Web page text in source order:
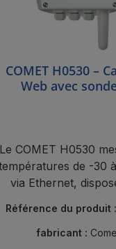
COMET H0530 –
Web avec
Le COMET H0530
de -30
via Ethernet,
connectivité au
Référence du produit :
fabricant :